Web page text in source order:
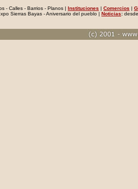
- Calles - Barrios - Planos | Instituciones | Comercios |
Sierras Bayas - Aniversario del pueblo | Noticias: